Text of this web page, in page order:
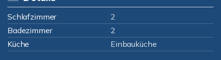
Schlafzimmer
2
Badezimmer
2
Küche
Einbauküche